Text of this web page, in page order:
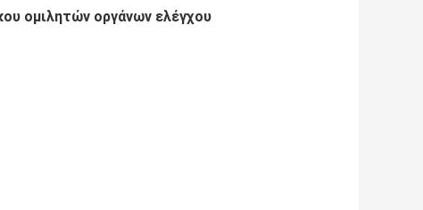
ομιλητών οργάνων ελέγχου